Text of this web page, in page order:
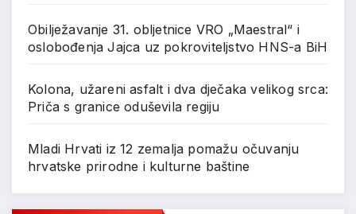
Obilježavanje 31. obljetnice VRO „Maestral“ i
oslobođenja Jajca uz pokroviteljstvo HNS-a BiH
Kolona, užareni asfalt i dva dječaka velikog srca:
Priča s granice oduševila regiju
Mladi Hrvati iz 12 zemalja pomažu očuvanju
hrvatske prirodne i kulturne baštine